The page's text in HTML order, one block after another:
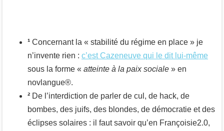
¹ Concernant la « stabilité du régime en place » je
n’invente rien : c’est Cazeneuve qui le dit lui-même
sous la forme « atteinte à la paix sociale » en
novlangue®.
² De l’interdiction de parler de cul, de hack, de
bombes, des juifs, des blondes, de démocratie et des
éclipses solaires : il faut savoir qu’en Françoisie2.0,